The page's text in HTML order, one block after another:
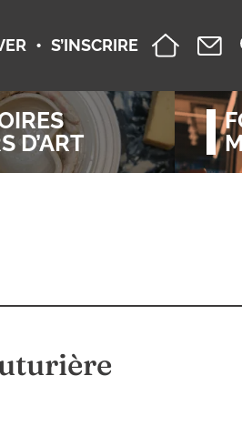
• S’INSCRIRE
D’ART